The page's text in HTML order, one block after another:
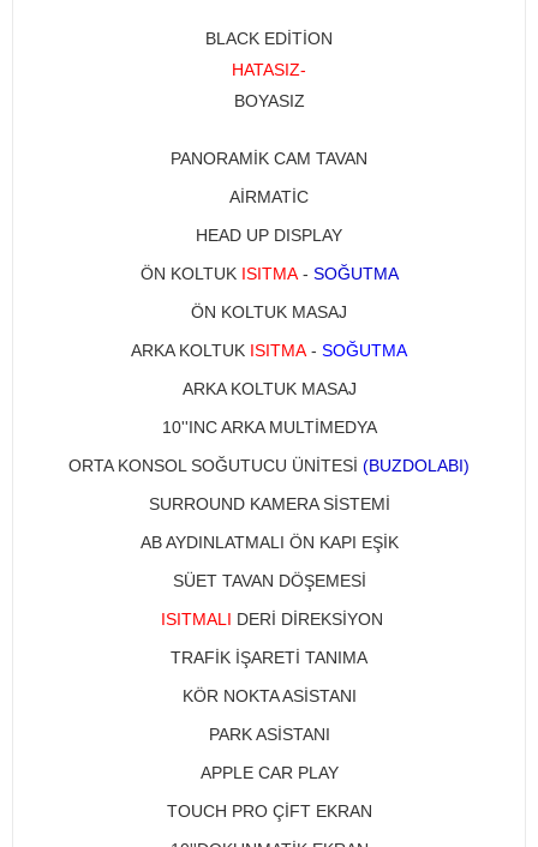
BLACK EDİTİON
HATASIZ-
BOYASIZ
PANORAMİK CAM TAVAN
AİRMATİC
HEAD UP DISPLAY
ÖN KOLTUKISITMA- SOĞUTMA
ÖN KOLTUK MASAJ
ARKA KOLTUK ISITMA- SOĞUTMA
ARKA KOLTUK MASAJ
10''INC ARKA MULTİMEDYA
ORTA KONSOL SOĞUTUCU ÜNİTESİ (BUZDOLABI)
SURROUND KAMERA SİSTEMİ
AB AYDINLATMALI ÖN KAPI EŞİK
SÜET TAVAN DÖŞEMESİ
ISITMALI DERİ DİREKSİYON
TRAFİK İŞARETİ TANIMA
KÖR NOKTA ASİSTANI
PARK ASİSTANI
APPLE CAR PLAY
TOUCH PRO ÇİFT EKRAN